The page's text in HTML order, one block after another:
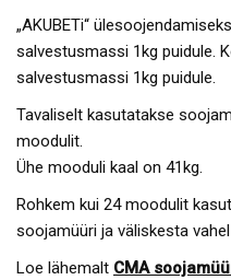
„AKUBETi“
salvestusmassi 1kg puidule.
salvestusmassi 1kg puidule.
Tavaliselt kasutatakse
moodulit.
Ühe mooduli kaal on 41kg.
Rohkem kui 24 moodulit
soojamüüri ja väliskesta
Loe lähemalt CMA